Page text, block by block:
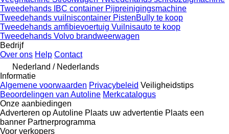
Tweedehands IBC container Pijpreinigingsmachine
Tweedehands vuilniscontainer PistenBully te koop
Tweedehands amfibievoertuig Vuilnisauto te koop
Tweedehands Volvo brandweerwagen
Bedrijf
Over ons Help Contact
Nederland / Nederlands
Informatie
Algemene voorwaarden Privacybeleid Veiligheidstips
Beoordelingen van Autoline Merkcatalogus
Onze aanbiedingen
Adverteren op Autoline Plaats uw advertentie Plaats een
banner Partnerprogramma
Voor verkopers